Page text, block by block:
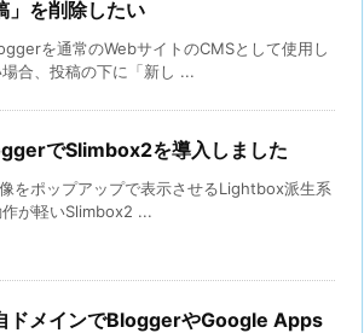
」を削除したい
を通常のWebサイトのCMSとして使用し
場合、投稿の下に「新し ...
でSlimbox2を導入しました
をポップアップで表示させるLightbox派生系
作が軽いSlimbox2 ...
ドメインでBloggerやGoogle Apps